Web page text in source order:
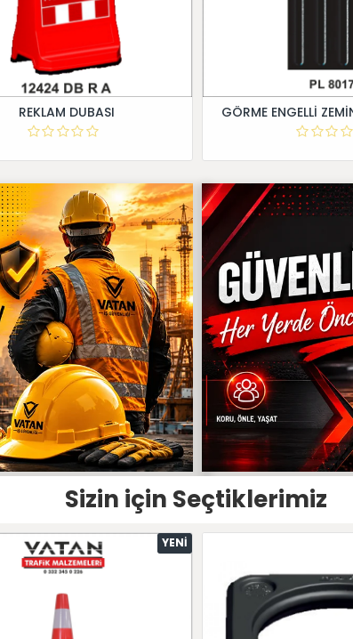
REKLAM DUBASI GÖRME ENGELLİ
Sizin için Seçtiklerimiz
YENI